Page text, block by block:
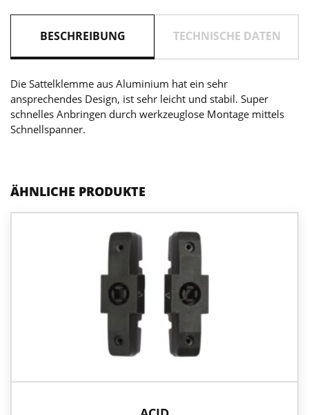
BESCHREIBUNG TECHNISCHE DATEN
Die Sattelklemme aus Aluminium hat ein sehr
ansprechendes Design, ist sehr leicht und stabil. Super
schnelles Anbringen durch werkzeuglose Montage mittels
Schnellspanner.
ÄHNLICHE PRODUKTE